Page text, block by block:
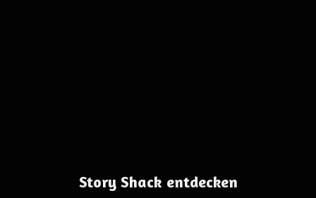
Story Shack entdecken